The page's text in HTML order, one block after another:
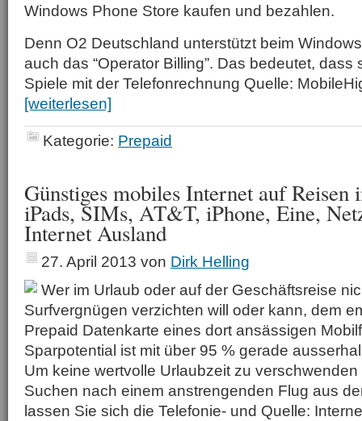
Windows Phone Store kaufen und bezahlen.
Denn O2 Deutschland unterstützt beim
auch das “Operator Billing”. Das bedeutet, dass
Spiele mit der Telefonrechnung Quelle:
[weiterlesen]
Kategorie: Prepaid
Günstiges mobiles Internet auf Reisen
iPads, SIMs, AT&T, iPhone, Eine,
Internet Ausland
27. April 2013 von Dirk Helling
Wer im Urlaub oder auf der Geschäftsreise
Surfvergnügen verzichten will oder kann, dem
Prepaid Datenkarte eines dort ansässigen
Sparpotential ist mit über 95 % gerade
Um keine wertvolle Urlaubzeit zu
Suchen nach einem anstrengenden Flug aus
lassen Sie sich die Telefonie- und Quelle: